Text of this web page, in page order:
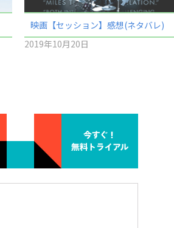
映画【セッション】感想(ネタバレ)
2019年10月20日